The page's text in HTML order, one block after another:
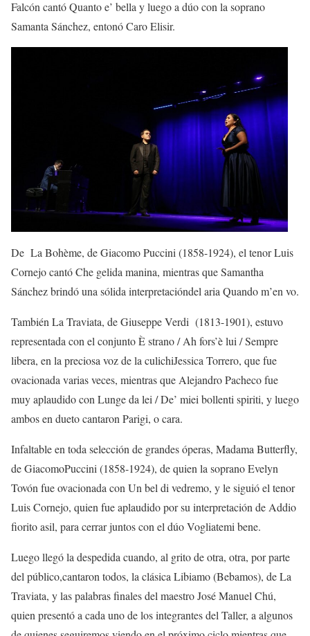
Falcón cantóQuantoe’ bella y luego a dúo con la soprano
Samanta Sánchez, entonóCaroElisir.
De La Bohème, de Giacomo Puccini (1858-1924), el tenor Luis
Cornejo cantóChe gelida manina, mientras que Samantha
Sánchezbrindó una sólida interpretacióndel aria Quandom’en vo.
También La Traviata, de GiuseppeVerdi (1813-1901), estuvo
representada con el conjuntoÈstrano/ Ah fors’èlui /Sempre
libera, en la preciosa voz de la culichiJessica Torrero, que fue
ovacionada varias veces, mientras que Alejandro Pacheco fue
muyaplaudido con Lungeda lei / De’ miei bollenti spiriti, y luego
ambos en dueto cantaron Parigi, o cara.
Infaltable en toda selección de grandes óperas, Madama Butterfly,
de GiacomoPuccini (1858-1924), de quien la soprano Evelyn
Tovón fue ovacionada con Un bel di vedremo, y le siguióel tenor
Luis Cornejo, quien fue aplaudidopor su interpretación de Addio
fioritoasil, para cerrarjuntoscon el dúoVogliatemi bene.
Luegollególa despedida cuando, al grito de otra, otra, por parte
del público,cantaron todos, la clásica Libiamo(Bebamos), deLa
Traviata, y las palabras finales del maestroJosé Manuel Chú,
quien presentó a cada uno de los integrantes del Taller, a algunos